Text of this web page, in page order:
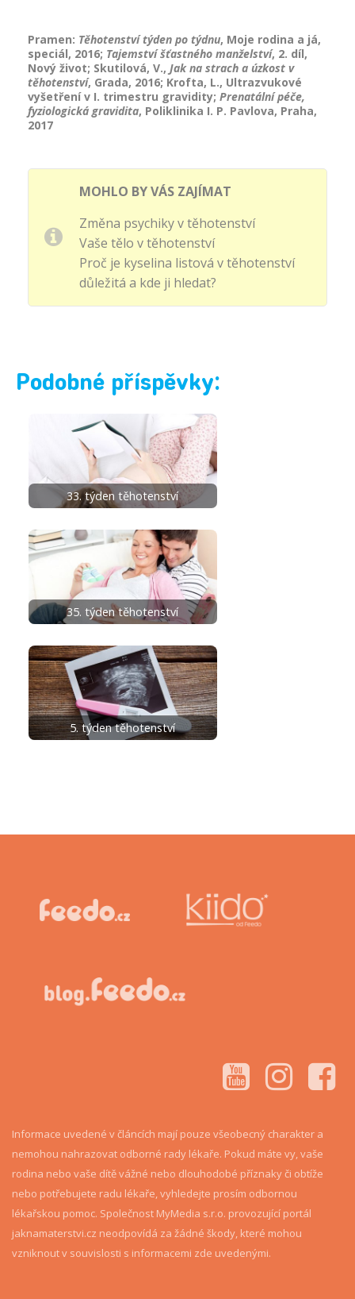
Pramen: Těhotenství týden po týdnu, Moje rodina a já,
speciál, 2016; Tajemství šťastného manželství, 2. díl,
Nový život; Skutilová, V., Jak na strach a úzkost v
těhotenství, Grada, 2016; Krofta, L., Ultrazvukové
vyšetření v I. trimestru gravidity; Prenatální péče,
fyziologická gravidita, Poliklinika I. P. Pavlova, Praha,
2017
MOHLO BY VÁS ZAJÍMAT
Změna psychiky v těhotenství
Vaše tělo v těhotenství
Proč je kyselina listová v těhotenství
důležitá a kde ji hledat?
Podobné příspěvky:
33. týden těhotenství
35. týden těhotenství
5. týden těhotenství
Informace uvedené v článcích mají pouze všeobecný charakter a
nemohou nahrazovat odborné rady lékaře. Pokud máte vy, vaše
rodina nebo vaše dítě vážné nebo dlouhodobé příznaky či obtíže
nebo potřebujete radu lékaře, vyhledejte prosím odbornou
lékařskou pomoc. Společnost MyMedia s.r.o. provozující portál
jaknamaterstvi.cz neodpovídá za žádné škody, které mohou
vzniknout v souvislosti s informacemi zde uvedenými.